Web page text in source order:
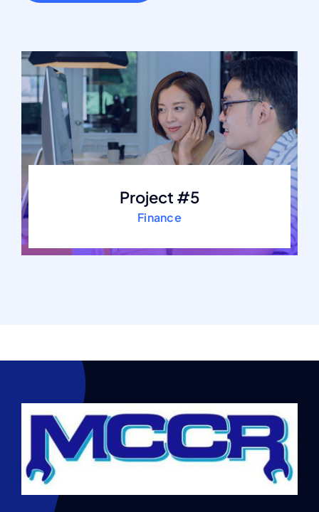
Project #5
Finance